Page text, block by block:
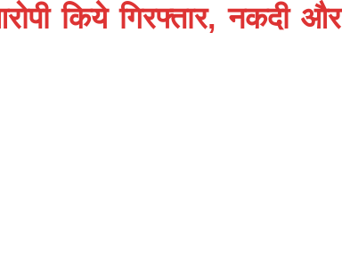
किये गिरफ्तार, नकदी और